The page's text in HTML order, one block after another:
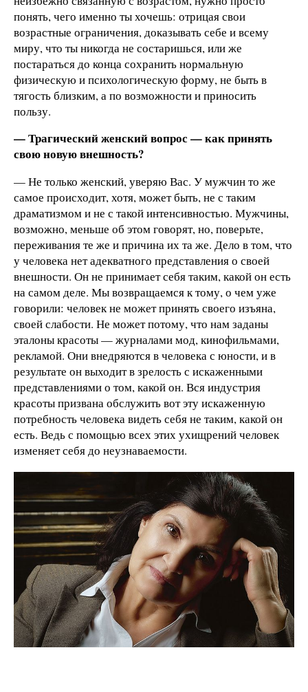
понять, чего именно ты хочешь: отрицая свои
возрастные ограничения, доказывать себе и всему
миру, что ты никогда не состаришься, или же
постараться до конца сохранить нормальную
физическую и психологическую форму, не быть в
тягость близким, а по возможности и приносить
пользу.
— Трагический женский вопрос — как принять
свою новую внешность?
— Не только женский, уверяю Вас. У мужчин то же
самое происходит, хотя, может быть, не с таким
драматизмом и не с такой интенсивностью. Мужчины,
возможно, меньше об этом говорят, но, поверьте,
переживания те же и причина их та же. Дело в том, что
у человека нет адекватного представления о своей
внешности. Он не принимает себя таким, какой он есть
на самом деле. Мы возвращаемся к тому, о чем уже
говорили: человек не может принять своего изъяна,
своей слабости. Не может потому, что нам заданы
эталоны красоты — журналами мод, кинофильмами,
рекламой. Они внедряются в человека с юности, и в
результате он выходит в зрелость с искаженными
представлениями о том, какой он. Вся индустрия
красоты призвана обслужить вот эту искаженную
потребность человека видеть себя не таким, какой он
есть. Ведь с помощью всех этих ухищрений человек
изменяет себя до неузнаваемости.